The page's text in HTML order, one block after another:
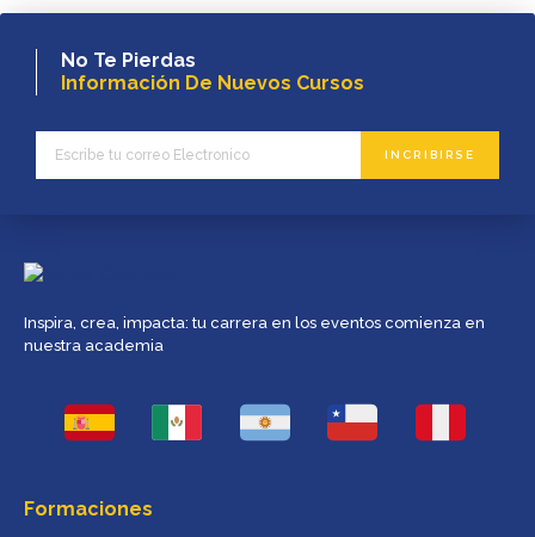
No Te Pierdas
Información De Nuevos Cursos
INCRIBIRSE
Inspira, crea, impacta: tu carrera en los eventos comienza en
nuestra academia
Formaciones